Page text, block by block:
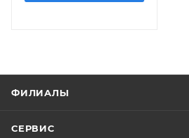
ФИЛИАЛЫ
СЕРВИС